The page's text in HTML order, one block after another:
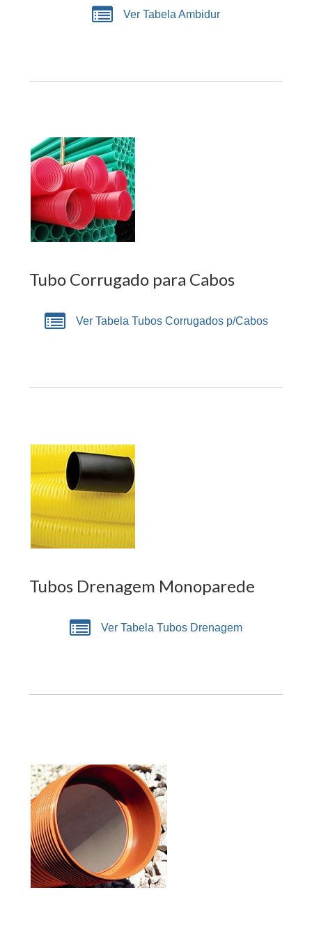
Ver Tabela Ambidur
Tubo Corrugado para Cabos
Ver Tabela Tubos Corrugados p/Cabos
Tubos Drenagem Monoparede
Ver Tabela Tubos Drenagem